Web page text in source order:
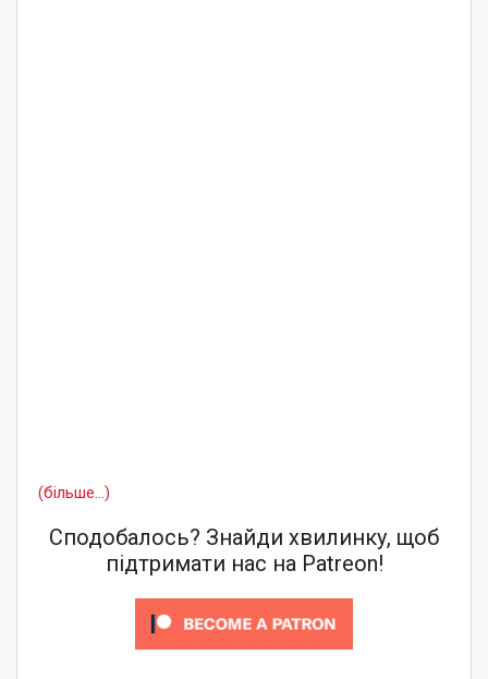
(більше…)
Сподобалось? Знайди хвилинку, щоб
підтримати нас на Patreon!